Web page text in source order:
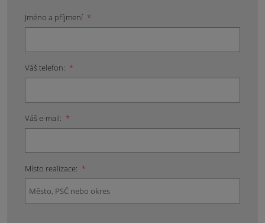
Jméno a příjmení *
Váš telefon: *
Váš e-mail: *
Místo realizace: *